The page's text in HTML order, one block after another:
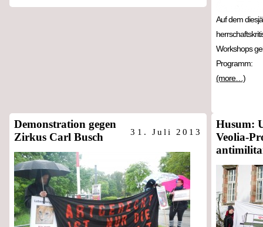
Auf dem
Workshops
Programm:
(more…)
31. Juli 2013
Demonstration gegen
Zirkus Carl Busch
Husum:
Veolia-